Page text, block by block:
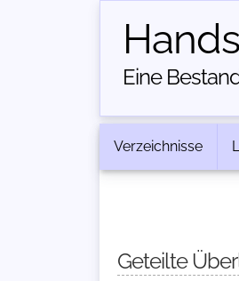
Eine
Verzeichnisse
Geteilte